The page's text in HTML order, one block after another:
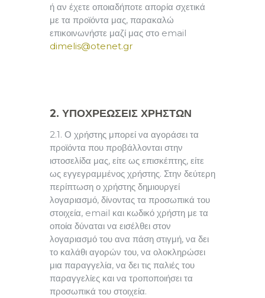
ή αν έχετε οποιαδήποτε απορία σχετικά
με τα προϊόντα μας, παρακαλώ
επικοινωνήστε μαζί μας στο email
dimelis@otenet.gr
2. ΥΠΟΧΡΕΩΣΕΙΣ ΧΡΗΣΤΩΝ
2.1. Ο χρήστης μπορεί να αγοράσει τα
προϊόντα που προβάλλονται στην
ιστοσελίδα μας, είτε ως επισκέπτης, είτε
ως εγγεγραμμένος χρήστης. Στην δεύτερη
περίπτωση ο χρήστης δημιουργεί
λογαριασμό, δίνοντας τα προσωπικά του
στοιχεία, email και κωδικό χρήστη με τα
οποία δύναται να εισέλθει στον
λογαριασμό του ανα πάση στιγμή, να δει
το καλάθι αγορών του, να ολοκληρώσει
μια παραγγελία, να δει τις παλιές του
παραγγελίες και να τροποποιήσει τα
προσωπικά του στοιχεία.